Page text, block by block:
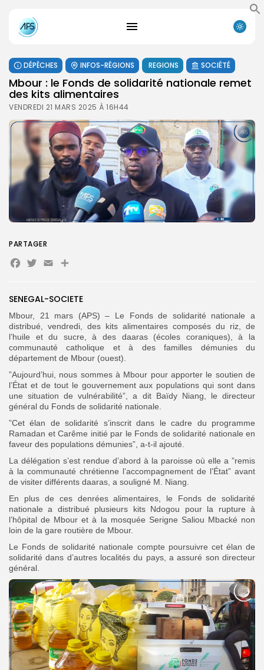
Search
for:
FR
DÉPÊCHES INFOS-RÉGIONS REGIONS SOCIÉTÉ
Mbour : le Fonds de solidarité nationale remet
des kits alimentaires
VENDREDI 21 MARS 2025 À 16H44
SENEGAL-SOCIETE
Mbour, 21 mars (APS) – Le Fonds de solidarité nationale a
distribué, vendredi, des kits alimentaires composés du riz, de
l’huile et du sucre, à des daaras (écoles coraniques), à la
communauté catholique et à des familles démunies du
département de Mbour (ouest).
”Aujourd’hui, nous sommes à Mbour pour apporter le soutien de
l’État et de tout le gouvernement aux populations qui sont dans
une situation de vulnérabilité”, a dit Baïdy Niang, le directeur
général du Fonds de solidarité nationale.
”Cet élan de solidarité s’inscrit dans le cadre du programme
Ramadan et Carême initié par le Fonds de solidarité nationale en
faveur des populations démunies”, a-t-il ajouté.
La délégation s’est rendue d’abord à la paroisse où elle a ”remis
à la communauté chrétienne l’accompagnement de l’État” avant
de visiter différents daaras, a souligné M. Niang.
En plus de ces denrées alimentaires, le Fonds de solidarité
nationale a distribué plusieurs kits Ndogou pour la rupture à
l’hôpital de Mbour et à la mosquée Serigne Saliou Mbacké non
loin de la gare routière de Mbour.
Le Fonds de solidarité nationale compte poursuivre cet élan de
solidarité dans d’autres localités du pays, a assuré son directeur
général.
PARTAGER
Facebook
Twitter
EmailPartager